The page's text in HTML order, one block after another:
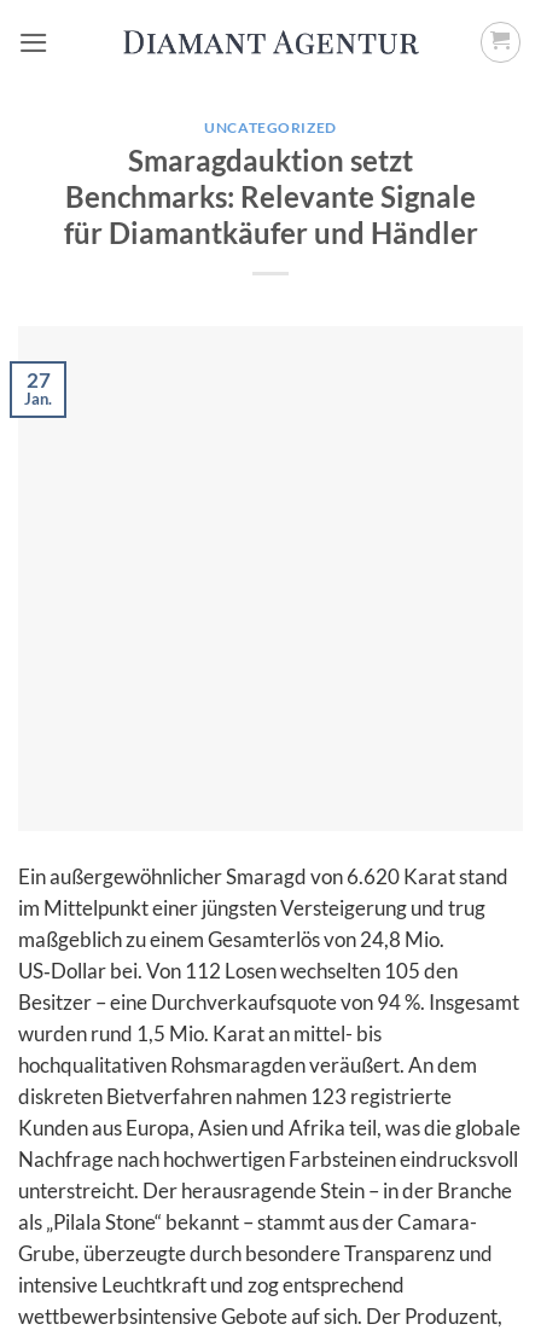
Inhalt
UNCATEGORIZED
Smaragdauktion setzt
Benchmarks: Relevante Signale
für Diamantkäufer und Händler
27
Jan.
Ein außergewöhnlicher Smaragd von 6.620 Karat stand
im Mittelpunkt einer jüngsten Versteigerung und trug
maßgeblich zu einem Gesamterlös von 24,8 Mio.
US‑Dollar bei. Von 112 Losen wechselten 105 den
Besitzer – eine Durchverkaufsquote von 94 %. Insgesamt
wurden rund 1,5 Mio. Karat an mittel- bis
hochqualitativen Rohsmaragden veräußert. An dem
diskreten Bietverfahren nahmen 123 registrierte
Kunden aus Europa, Asien und Afrika teil, was die globale
Nachfrage nach hochwertigen Farbsteinen eindrucksvoll
unterstreicht. Der herausragende Stein – in der Branche
als „Pilala Stone“ bekannt – stammt aus der Camara-
Grube, überzeugte durch besondere Transparenz und
intensive Leuchtkraft und zog entsprechend
wettbewerbsintensive Gebote auf sich. Der Produzent,